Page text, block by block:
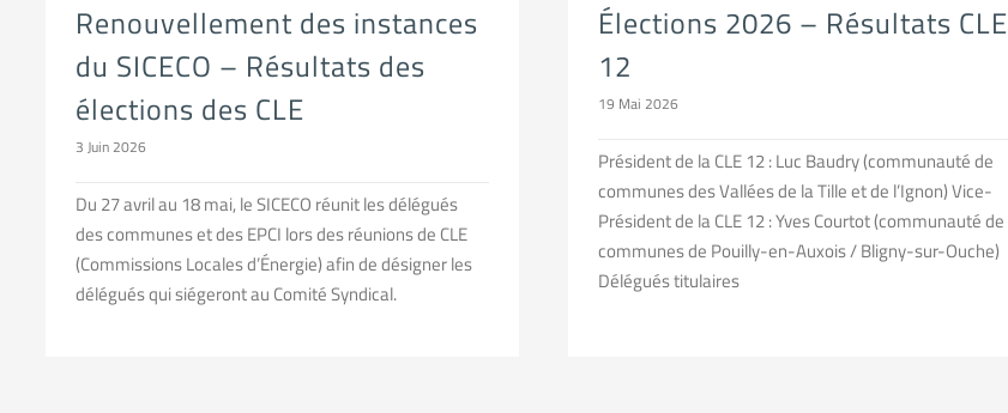
Renouvellement des instances
du SICECO – Résultats des
élections des CLE
3 Juin 2026
Du 27 avril au 18 mai, le SICECO réunit les délégués
des communes et des EPCI lors des réunions de CLE
(Commissions Locales d’Énergie) afin de désigner les
délégués qui siégeront au Comité Syndical.
Élections 2026 – Résultats CLE
12
19 Mai 2026
Président de la CLE 12 : Luc Baudry (communauté de
communes des Vallées de la Tille et de l’Ignon) Vice-
Président de la CLE 12 : Yves Courtot (communauté de
communes de Pouilly-en-Auxois / Bligny-sur-Ouche)
Délégués titulaires